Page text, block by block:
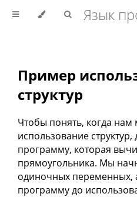
Пример
структур
Чтобы понять, когда
использование
программу, которая
прямоугольника. Мы
одиночных переменных,
программу до